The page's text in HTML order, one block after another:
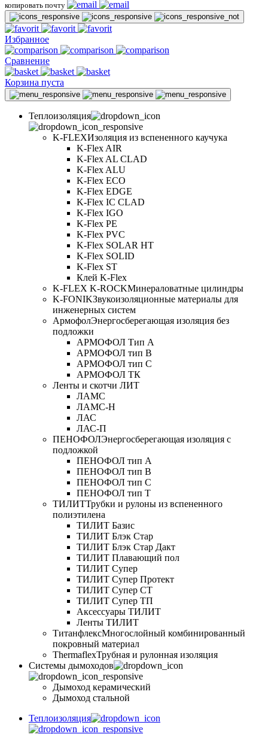
копировать почту
Избранное
Сравнение
Корзина пуста
Теплоизоляция
K-FLEXИзоляция из вспененного каучука
K-Flex AIR
K-Flex AL CLAD
K-Flex ALU
K-Flex ECO
K-Flex EDGE
K-Flex IC CLAD
K-Flex IGO
K-Flex PE
K-Flex PVC
K-Flex SOLAR HT
K-Flex SOLID
K-Flex ST
Клей K-Flex
K-FLEX K-ROCKМинераловатные цилиндры
K-FONIKЗвукоизоляционные материалы для
инженерных систем
АрмофолЭнергосберегающая изоляция без
подложки
АРМОФОЛ Тип А
АРМОФОЛ тип В
АРМОФОЛ тип C
АРМОФОЛ ТК
Ленты и скотчи ЛИТ
ЛАМС
ЛАМС-Н
ЛАС
ЛАС-П
ПЕНОФОЛЭнергосберегающая изоляция с
подложкой
ПЕНОФОЛ тип А
ПЕНОФОЛ тип B
ПЕНОФОЛ тип C
ПЕНОФОЛ тип T
ТИЛИТТрубки и рулоны из вспененного
полиэтилена
ТИЛИТ Базис
ТИЛИТ Блэк Стар
ТИЛИТ Блэк Стар Дакт
ТИЛИТ Плавающий пол
ТИЛИТ Супер
ТИЛИТ Супер Протект
ТИЛИТ Супер СТ
ТИЛИТ Супер ТП
Аксессуары ТИЛИТ
Ленты ТИЛИТ
ТитанфлексМногослойный комбинированный
покровный материал
ThermaflexТрубная и рулонная изоляция
Cистемы дымоходов
Дымоход керамический
Дымоход стальной
Теплоизоляция